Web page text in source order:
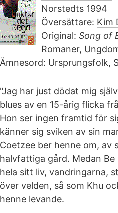
Norstedts 1994
Översättare: Kim
Original: Song of
Romaner,
Ämnesord: Ursprungsfolk,
"Jag har just dödat mig
blues av en 15-årig flicka
Hon ser ingen framtid för
känner sig sviken av sin
Coetzee ber henne om, av
halvfattiga gård. Medan
hela sitt liv, vandringarna,
över velden, så som Khu
henne levande.